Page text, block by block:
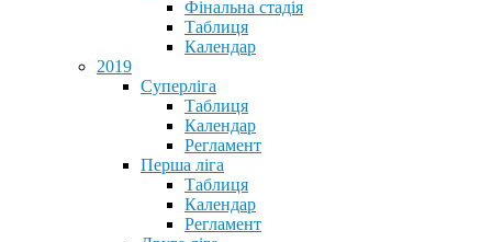
Фінальна стадія
Таблиця
Календар
2019
Суперліга
Таблиця
Календар
Регламент
Перша ліга
Таблиця
Календар
Регламент